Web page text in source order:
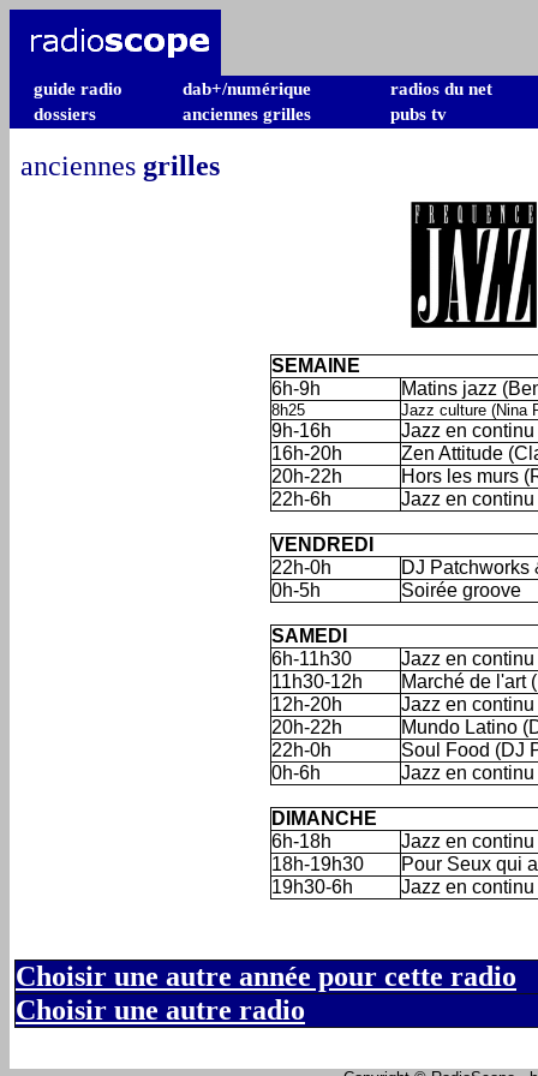
guide radio dab+/numérique
radios du net
dossiers
anciennes grilles pubs tv
anciennes grilles
SEMAINE
6h-9h
Matins jazz
8h25 Jazz culture (Nina
9h-16h
Jazz en continu
16h-20h
Zen Attitude
20h-22h
Hors les murs
22h-6h
Jazz en continu
VENDREDI
22h-0h
DJ Patchworks
0h-5h
Soirée groove
SAMEDI
6h-11h30
Jazz en continu
11h30-12h
Marché de l'art
12h-20h
Jazz en continu
20h-22h
Mundo Latino
22h-0h
Soul Food (DJ
0h-6h
Jazz en continu
DIMANCHE
6h-18h
Jazz en continu
18h-19h30
Pour Seux qui
19h30-6h
Jazz en continu
Choisir une autre année pour cette radio
Choisir une autre radio